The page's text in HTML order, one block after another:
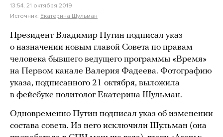
13:54, 21 октября 2019
Источник: Екатерина Шульман
Президент Владимир Путин подписал указ
о назначении новым главой Совета по правам
человека бывшего ведущего программы «Время»
на Первом канале Валерия Фадеева. Фотографию
указа, подписанного 21 октября, выложила
в фейсбуке политолог Екатерина Шульман.
Одновременно Путин подписал указ об изменении
состава совета. Из него исключили Шульман (она